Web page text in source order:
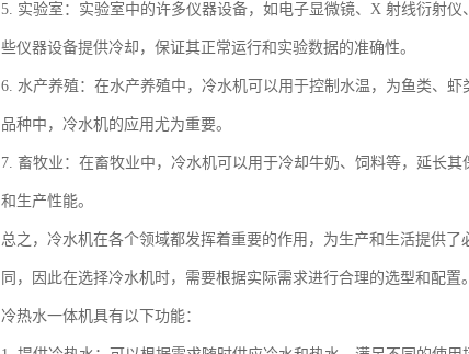
5. 实验室：实验室中的许多仪器设备，如电子显微镜、X 射线衍射
些仪器设备提供冷却，保证其正常运行和实验数据的准确性。
6. 水产养殖：在水产养殖中，冷水机可以用于控制水温，为鱼类、
品种中，冷水机的应用尤为重要。
7. 畜牧业：在畜牧业中，冷水机可以用于冷却牛奶、饲料等，延长
和生产性能。
总之，冷水机在各个领域都发挥着重要的作用，为生产和生活提供
同，因此在选择冷水机时，需要根据实际需求进行合理的选型和配置。
冷热水一体机具有以下功能：